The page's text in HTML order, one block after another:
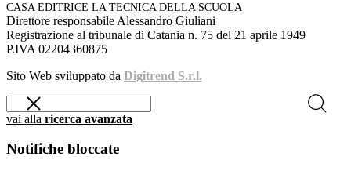
CASA EDITRICE LA TECNICA DELLA SCUOLA
Direttore responsabile Alessandro Giuliani
Registrazione al tribunale di Catania n. 75 del 21 aprile 1949
P.IVA 02204360875
Sito Web sviluppato da Digitrend S.r.l.
vai alla ricerca avanzata
Notifiche bloccate